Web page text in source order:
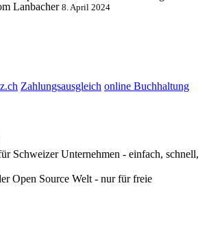
Lanbacher 8. April 2024
Zahlungsausgleich online Buchhaltung
Schweizer Unternehmen - einfach, schnell,
Open Source Welt - nur für freie